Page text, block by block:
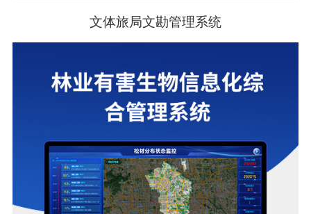
文体旅局文勘管理系统